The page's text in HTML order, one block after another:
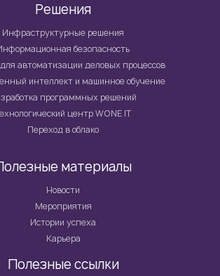
Решения
Инфраструктурные решения
безопасность
автоматизации деловых процессов
интеллект и машинное обучение
программных решений
центр WONE IT
Переход в облако
материалы
Новости
Мероприятия
Истории успеха
Карьера
Полезные ссылки